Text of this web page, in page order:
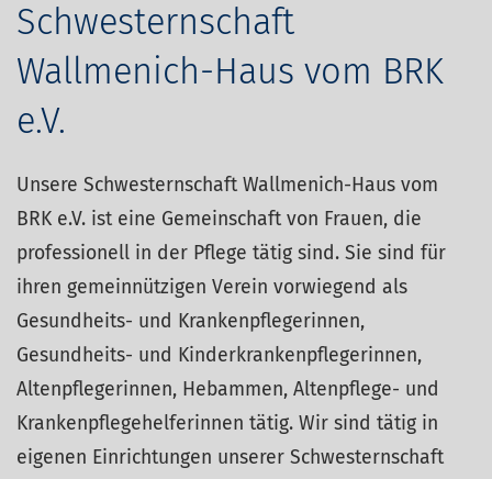
Schwesternschaft
Wallmenich-Haus vom BRK
e.V.
Unsere Schwesternschaft Wallmenich-Haus vom
BRK e.V. ist eine Gemeinschaft von Frauen, die
professionell in der Pflege tätig sind. Sie sind für
ihren gemeinnützigen Verein vorwiegend als
Gesundheits- und Krankenpflegerinnen,
Gesundheits- und Kinderkrankenpflegerinnen,
Altenpflegerinnen, Hebammen, Altenpflege- und
Krankenpflegehelferinnen tätig. Wir sind tätig in
eigenen Einrichtungen unserer Schwesternschaft